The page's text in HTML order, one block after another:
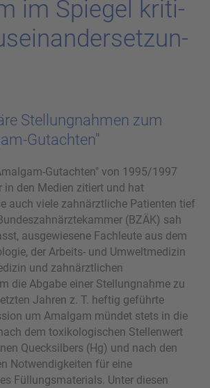
im Spie­gel kri­ti­
Stellungnahmen zum
Gutachten"
Gutachten" von 1995/1997
in den Medien zitiert und hat
auch viele zahnärztliche Patienten tief
(BZÄK) sah
ausgewiesene Fachleute aus dem
der Arbeits- und Umweltmedizin
und zahnärztlichen
die Abgabe einer Stellungnahme zu
Jahren z. T. heftig geführte
um Amalgam mündet stets in die
dem toxikologischen Stellenwert
Quecksilbers (Hg) und nach den
Notwendigkeiten für eine
Füllungsmaterials. Unter diesen